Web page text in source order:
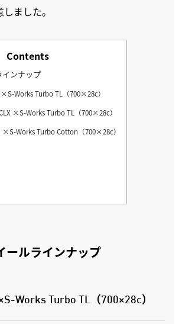
ました。
Contents
ンナップ
Works Turbo TL（700×28c）
×S-Works Turbo TL（700×28c）
Works Turbo Cotton（700×28c）
ールラインナップ
Works Turbo TL（700×28c）